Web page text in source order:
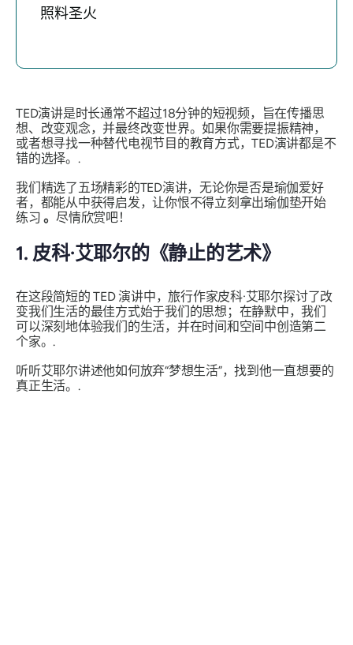
照料圣火
TED演讲是时长通常不超过18分钟的短视频，旨在传播思
想、改变观念，并最终改变世界。如果你需要提振精神，
或者想寻找一种替代电视节目的教育方式，TED演讲都是不
错的选择。.
我们精选了五场精彩的TED演讲，无论你是否是瑜伽爱好
者，都能从中获得启发，让你恨不得立刻拿出瑜伽垫开始
练习。尽情欣赏吧！
1. 皮科·艾耶尔的《静止的艺术》
在这段简短的 TED 演讲中，旅行作家皮科·艾耶尔探讨了改
变我们生活的最佳方式始于我们的思想；在静默中，我们
可以深刻地体验我们的生活，并在时间和空间中创造第二
个家。.
听听艾耶尔讲述他如何放弃“梦想生活”，找到他一直想要的
真正生活。.